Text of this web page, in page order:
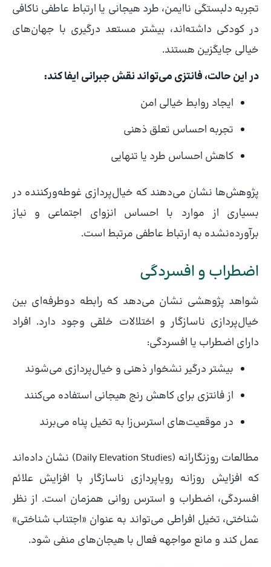
تجربه دلبستگی ناایمن، طرد هیجانی یا ارتباط عاطفی ناکافی
در کودکی داشته‌اند، بیشتر مستعد درگیری با جهان‌های
خیالی جایگزین هستند.
در این حالت، فانتزی می‌تواند نقش جبرانی ایفا کند:
ایجاد روابط خیالی امن
تجربه احساس تعلق ذهنی
کاهش احساس طرد یا تنهایی
پژوهش‌ها نشان می‌دهند که خیال‌پردازی غوطه‌ورکننده در
بسیاری از موارد با احساس انزوای اجتماعی و نیاز
برآورده‌نشده به ارتباط عاطفی مرتبط است.
اضطراب و افسردگی
شواهد پژوهشی نشان می‌دهد که رابطه دوطرفه‌ای بین
خیال‌پردازی ناسازگار و اختلالات خلقی وجود دارد. افراد
دارای اضطراب یا افسردگی:
بیشتر درگیر نشخوار ذهنی و خیال‌پردازی می‌شوند
از فانتزی برای کاهش رنج هیجانی استفاده می‌کنند
در موقعیت‌های استرس‌زا به تخیل پناه می‌برند
مطالعات روزنگارانه (Daily Elevation Studies) نشان داده‌اند
که افزایش روزانه رویاپردازی ناسازگار با افزایش علائم
افسردگی، اضطراب و استرس روانی همزمان است. از نظر
شناختی، تخیل افراطی می‌تواند به عنوان «اجتناب شناختی»
عمل کند و مانع مواجهه فعال با هیجان‌های منفی شود.